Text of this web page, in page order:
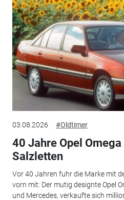
03.08.2026 #Oldtimer
40 Jahre Opel
Salzletten
Vor 40 Jahren fuhr die Marke mit
vorn mit: Der mutig designte Opel
und Mercedes, verkaufte sich